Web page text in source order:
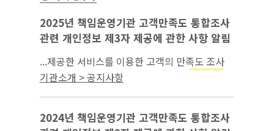
2025년 책임운영기관 고객만족도 통합조사
관련 개인정보 제3자 제공에 관한 사항 알림
...제공한 서비스를 이용한 고객의 만족도 조사
○ 개인정보 항목 : 연락처, 상담유형(
,
받은 날부터 만족도(인식도...
기관소개 > 공지사항
2024년 책임운영기관 고객만족도 통합조사